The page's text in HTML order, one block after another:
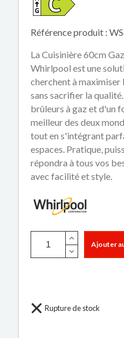
Référence produit :
La Cuisinière 60cm
Whirlpool est une
cherchent à
sans sacrifier la
brûleurs à gaz et d'un
meilleur des deux
tout en s'intégrant
espaces. Pratique,
répondra à tous vos
avec facilité et style.
Ajouter
Rupture de stock